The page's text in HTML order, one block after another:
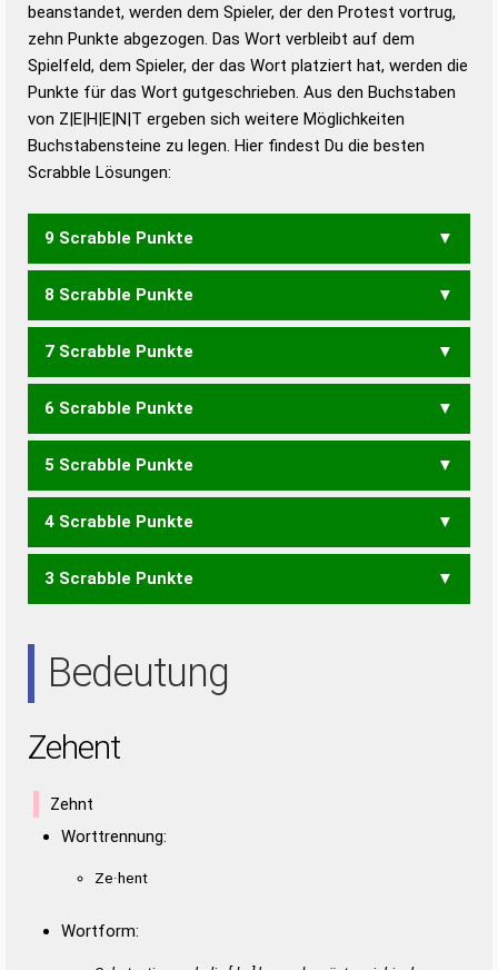
Duden – Standardwerk in 12 Bänden
Duden – Richtiges und gutes
Deutsch
Duden – Die deutsche Grammatik
Duden – Deutsches
beanstandet, werden dem Spieler, der den Protest vortrug,
zehn Punkte abgezogen. Das Wort verbleibt auf dem
Spielfeld, dem Spieler, der das Wort platziert hat, werden die
Punkte für das Wort gutgeschrieben. Aus den Buchstaben
von Z|E|H|E|N|T ergeben sich weitere Möglichkeiten
Buchstabensteine zu legen. Hier findest Du die besten
Scrabble Lösungen:
9 Scrabble Punkte
HETZEN ZEHNTE
8 Scrabble Punkte
HETZE ZEHNE ZEHNT
7 Scrabble Punkte
HETZ ZEHN NETZE
6 Scrabble Punkte
NETZ ZENT
5 Scrabble Punkte
ZEN
4 Scrabble Punkte
ENTE TEEN
3 Scrabble Punkte
Bedeutung
Zehent
Zehnt
Worttrennung:
Ze·hent
Wortform: